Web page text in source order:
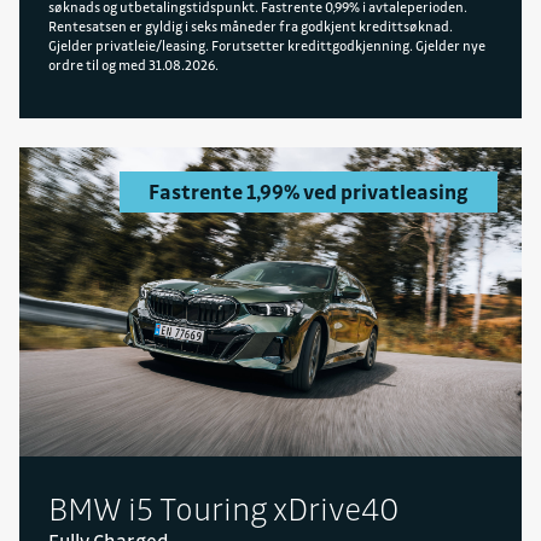
søknads og utbetalingstidspunkt. Fastrente 0,99% i avtaleperioden.
Rentesatsen er gyldig i seks måneder fra godkjent kredittsøknad.
Gjelder privatleie/leasing. Forutsetter kredittgodkjenning. Gjelder nye
ordre til og med 31.08.2026.
Fastrente 1,99% ved privatleasing
BMW i5 Touring xDrive40